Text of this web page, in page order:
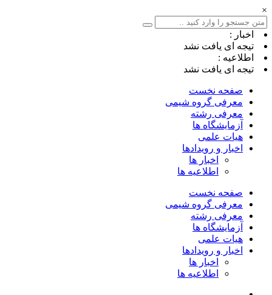
×
اخبار :
تیجه ای یافت نشد
اطلاعیه :
تیجه ای یافت نشد
صفحه نخست
معرفی گروه شیمی
معرفی رشته
آزمایشگاه ها
هیات علمی
اخبار و رویدادها
اخبار ها
اطلاعیه ها
صفحه نخست
معرفی گروه شیمی
معرفی رشته
آزمایشگاه ها
هیات علمی
اخبار و رویدادها
اخبار ها
اطلاعیه ها